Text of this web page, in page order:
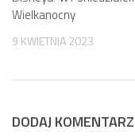
Wielkanocny
9 KWIETNIA 2023
DODAJ KOMENTARZ